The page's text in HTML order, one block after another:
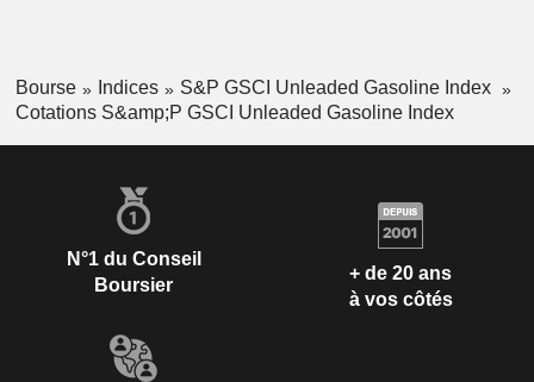
Bourse Indices
S&P GSCI Unleaded Gasoline Index
Cotations S&amp;P GSCI Unleaded Gasoline Index
N°1 du Conseil
Boursier
+ de 20 ans
à vos côtés